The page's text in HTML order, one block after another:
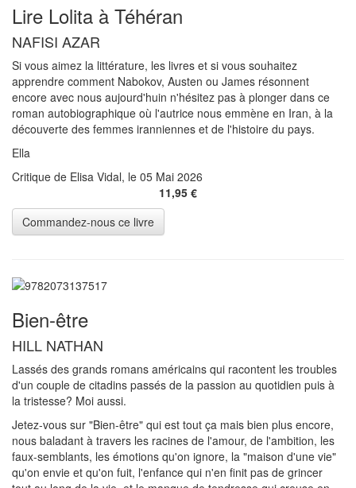
Lire Lolita à Téhéran
NAFISI AZAR
Si vous aimez la littérature, les livres et si vous souhaitez
apprendre comment Nabokov, Austen ou James résonnent
encore avec nous aujourd'huin n'hésitez pas à plonger dans ce
roman autobiographique où l'autrice nous emmène en Iran, à la
découverte des femmes iranniennes et de l'histoire du pays.
Ella
Critique de Elisa Vidal, le 05 Mai 2026
11,95 €
Bien-être
HILL NATHAN
Lassés des grands romans américains qui racontent les troubles
d'un couple de citadins passés de la passion au quotidien puis à
la tristesse? Moi aussi.
Jetez-vous sur "Bien-être" qui est tout ça mais bien plus encore,
nous baladant à travers les racines de l'amour, de l'ambition, les
faux-semblants, les émotions qu'on ignore, la "maison d'une vie"
qu'on envie et qu'on fuit, l'enfance qui n'en finit pas de grincer